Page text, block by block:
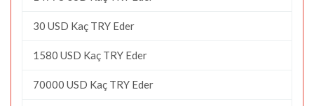
30 USD Kaç TRY Eder
1580 USD Kaç TRY Eder
70000 USD Kaç TRY Eder